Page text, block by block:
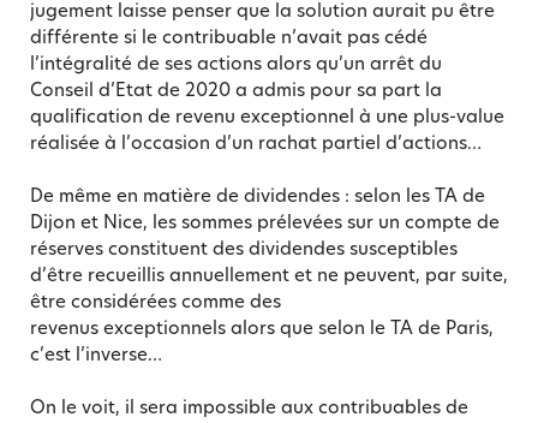
jugement laisse penser que la solution aurait pu être
différente si le contribuable n’avait pas cédé
l’intégralité de ses actions alors qu’un arrêt du
Conseil d’Etat de 2020 a admis pour sa part la
qualification de revenu exceptionnel à une plus-value
réalisée à l’occasion d’un rachat partiel d’actions…
De même en matière de dividendes : selon les TA de
Dijon et Nice, les sommes prélevées sur un compte de
réserves constituent des dividendes susceptibles
d’être recueillis annuellement et ne peuvent, par suite,
être considérées comme des
revenus exceptionnels alors que selon le TA de Paris,
c’est l’inverse…
On le voit, il sera impossible aux contribuables de